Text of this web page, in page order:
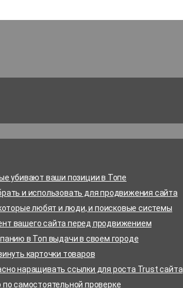
убивают ваши позиции в Топе
и использовать для продвижения сайта
любят и люди, и поисковые системы
вашего сайта перед продвижением
в Топ выдачи в своем городе
карточки товаров
наращивать ссылки для роста Trust сайта
по самостоятельной проверке